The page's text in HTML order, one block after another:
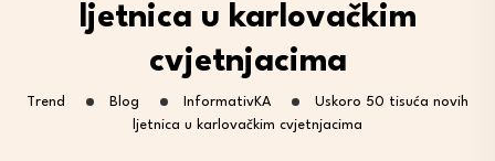
ljetnica u karlovačkim
cvjetnjacima
Trend Blog InformativKA
Uskoro 50 tisuća novih
ljetnica u karlovačkim cvjetnjacima